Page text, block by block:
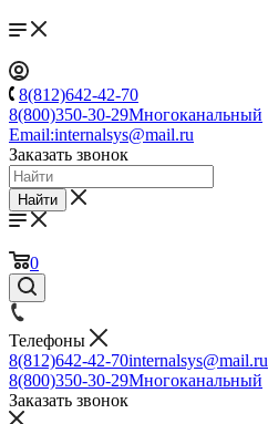
8(812)642-42-70
8(800)350-30-29Многоканальный
Email:internalsys@mail.ru
Заказать звонок
Найти
0
Телефоны
8(812)642-42-70internalsys@mail.ru
8(800)350-30-29Многоканальный
Заказать звонок